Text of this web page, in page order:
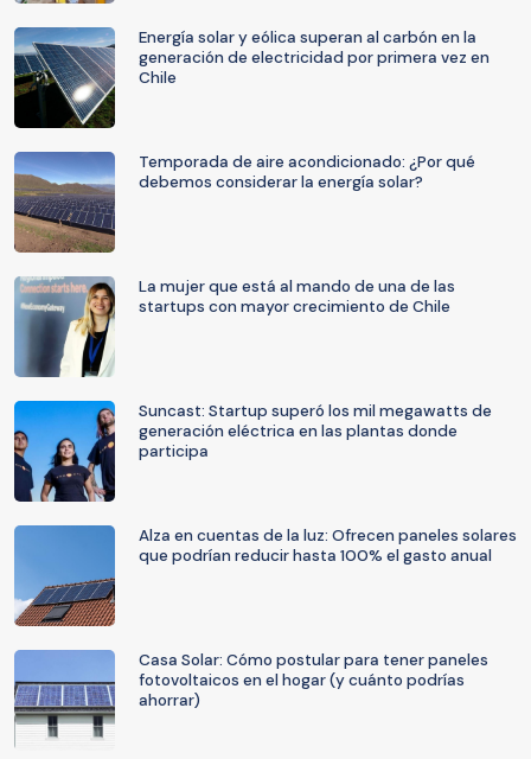
Energía solar y eólica superan al carbón en la
generación de electricidad por primera vez en
Chile
Temporada de aire acondicionado: ¿Por qué
debemos considerar la energía solar?
La mujer que está al mando de una de las
startups con mayor crecimiento de Chile
Suncast: Startup superó los mil megawatts de
generación eléctrica en las plantas donde
participa
Alza en cuentas de la luz: Ofrecen paneles solares
que podrían reducir hasta 100% el gasto anual
Casa Solar: Cómo postular para tener paneles
fotovoltaicos en el hogar (y cuánto podrías
ahorrar)